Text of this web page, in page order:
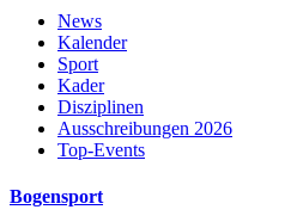
News
Kalender
Sport
Kader
Disziplinen
Ausschreibungen 2026
Top-Events
Bogensport